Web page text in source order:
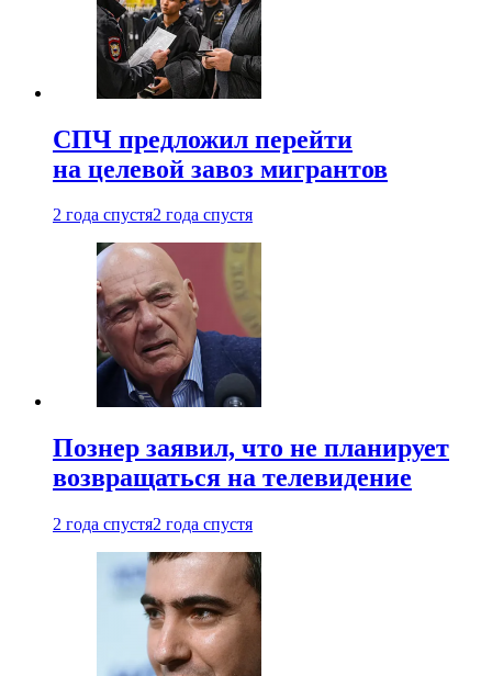
СПЧ предложил перейти
на целевой завоз мигрантов
2 года спустя2 года спустя
Познер заявил, что не планирует
возвращаться на телевидение
2 года спустя2 года спустя